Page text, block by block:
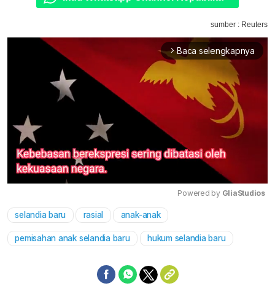
sumber : Reuters
arrow_forward_ios Baca selengkapnya
Powered by GliaStudios
selandia baru rasial anak-anak
pemisahan anak selandia baru hukum selandia baru